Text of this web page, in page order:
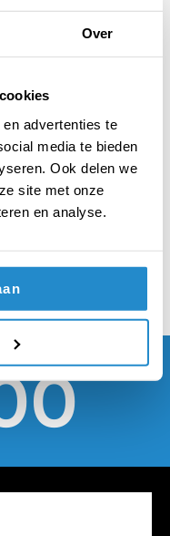
Over
advertenties te
media te bieden
Ook delen we
site met onze
en analyse.
van